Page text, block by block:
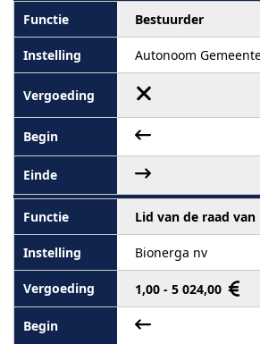
Bestuurder
Autonoom
Lid van de raad
Bionerga nv
1,00 - 5 024,00